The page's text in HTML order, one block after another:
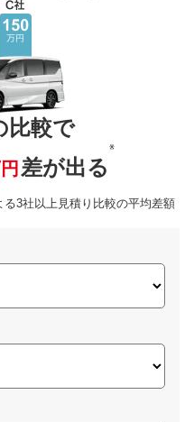
比較で
差が出る
※
3社以上見積り比較の平均差額